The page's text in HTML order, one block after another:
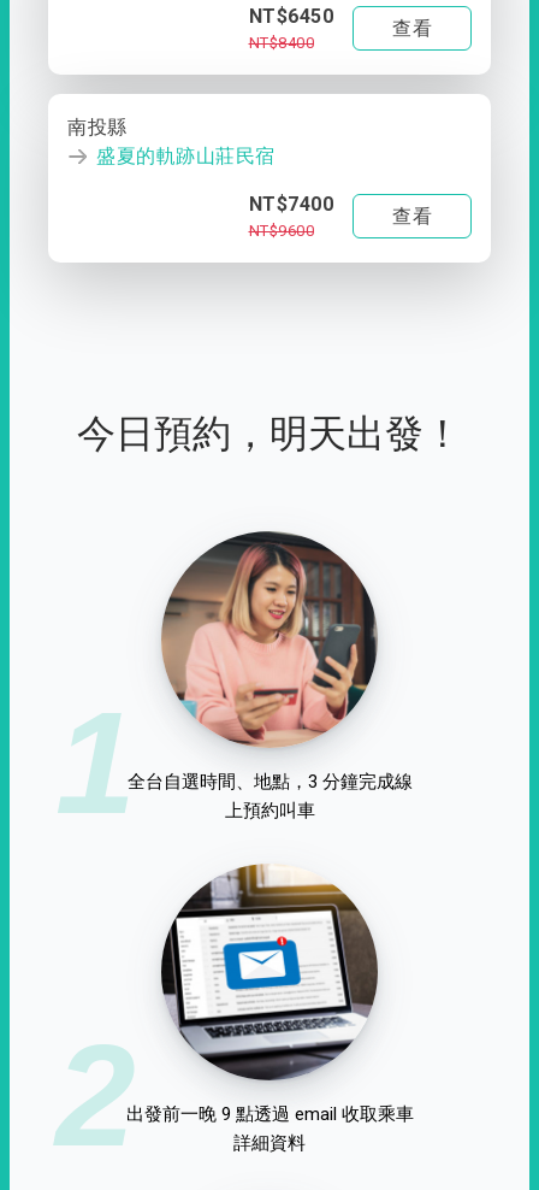
NT$6450
NT$8400
查看
南投縣
盛夏的軌跡山莊民宿
NT$7400
NT$9600
查看
今日預約，明天出發！
1全台自選時間、地點，3 分鐘完成線
上預約叫車
2出發前一晚 9 點透過 email 收取乘車
詳細資料